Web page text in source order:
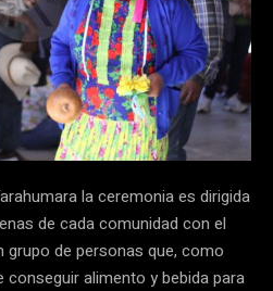
la ceremonia es dirigida
de cada comunidad con el
de personas que, como
conseguir alimento y bebida para